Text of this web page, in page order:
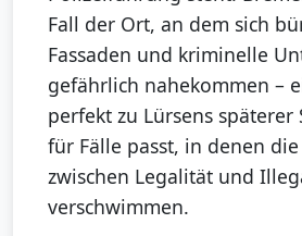
Fall der Ort, an dem sich
Fassaden und kriminelle
gefährlich nahekommen –
perfekt zu Lürsens späterer
für Fälle passt, in denen
zwischen Legalität und
verschwimmen.